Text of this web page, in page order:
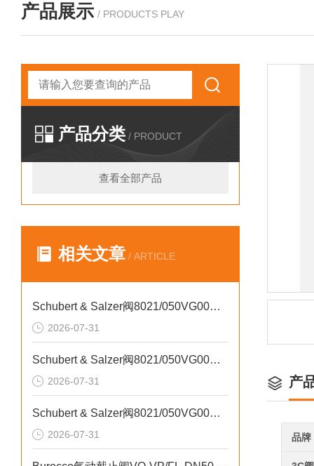
产品展示 / PRODUCTS PLAY
产品分类 / PRODUCT
查看全部产品
相关文章 / ARTICLE
Schubert & Salzer阀8021/050VG00耐腐蚀性介质
2026-07-31
Schubert & Salzer阀8021/050VG00紧凑型结构
2026-07-31
Schubert & Salzer阀8021/050VG00线性流量特性
2026-07-31
产
品牌